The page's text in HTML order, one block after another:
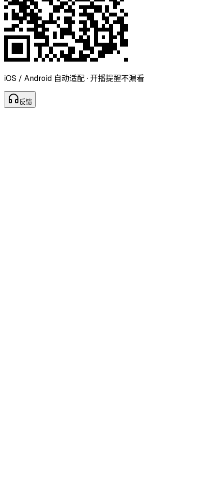
iOS / Android 自动适配 · 开播提醒不漏看
反馈